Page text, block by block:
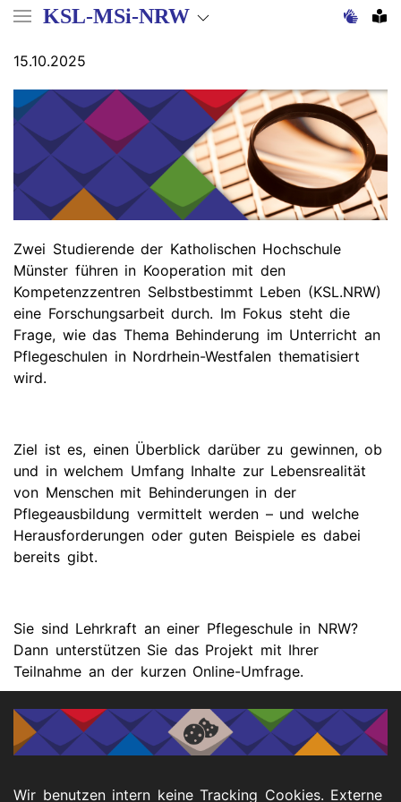
Direkt
Inhalt
KSL-MSi-NRW
15.10.2025
Zwei Studierende der Katholischen Hochschule
Münster führen in Kooperation mit den
Kompetenzzentren Selbstbestimmt Leben (KSL.NRW)
eine Forschungsarbeit durch. Im Fokus steht die
Frage, wie das Thema Behinderung im Unterricht an
Pflegeschulen in Nordrhein-Westfalen thematisiert
wird.
Ziel ist es, einen Überblick darüber zu gewinnen, ob
und in welchem Umfang Inhalte zur Lebensrealität
von Menschen mit Behinderungen in der
Pflegeausbildung vermittelt werden – und welche
Herausforderungen oder guten Beispiele es dabei
bereits gibt.
Sie sind Lehrkraft an einer Pflegeschule in NRW?
Dann unterstützen Sie das Projekt mit Ihrer
Teilnahme an der kurzen Online-Umfrage.
Zur Umfrage
Wir danken Ihnen herzlich für Ihre Unterstützung!
Wir benutzen intern keine Tracking Cookies. Externe